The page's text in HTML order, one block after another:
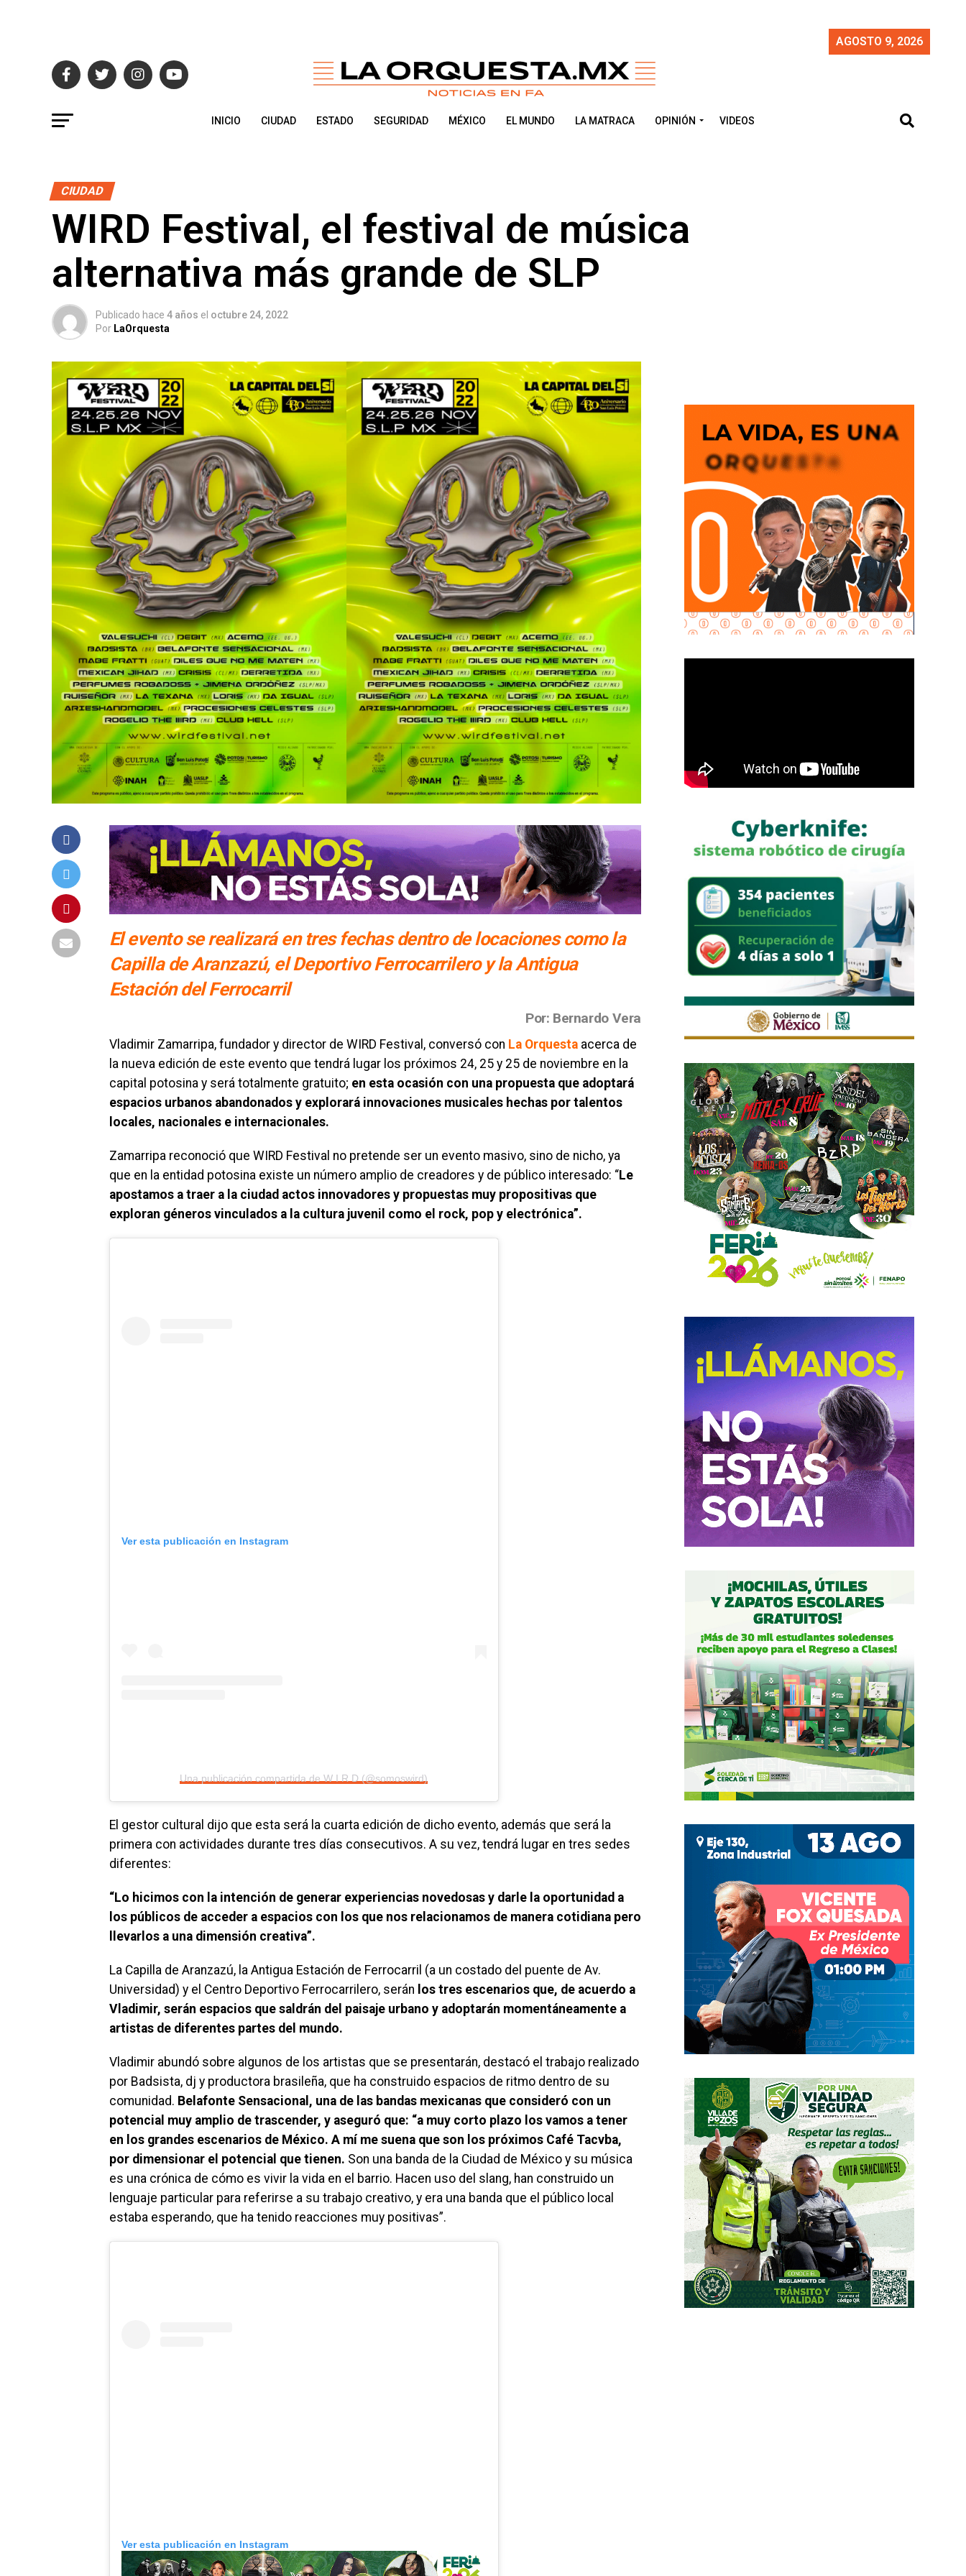
AGOSTO 9, 2026
INICIO CIUDAD ESTADO SEGURIDAD MÉXICO EL MUNDO LA MATRACA OPINIÓN VIDEOS
CIUDAD
WIRD Festival, el festival de música
alternativa más grande de SLP
Publicado hace 4 años el octubre 24, 2022
Por LaOrquesta
El evento se realizará en tres fechas dentro de locaciones como la
Capilla de Aranzazú, el Deportivo Ferrocarrilero y la Antigua
Estación del Ferrocarril
Por: Bernardo Vera
Vladimir Zamarripa, fundador y director de WIRD Festival, conversó con La Orquesta acerca de
la nueva edición de este evento que tendrá lugar los próximos 24, 25 y 25 de noviembre en la
capital potosina y será totalmente gratuito; en esta ocasión con una propuesta que adoptará
espacios urbanos abandonados y explorará innovaciones musicales hechas por talentos
locales, nacionales e internacionales.
Zamarripa reconoció que WIRD Festival no pretende ser un evento masivo, sino de nicho, ya
que en la entidad potosina existe un número amplio de creadores y de público interesado: “Le
apostamos a traer a la ciudad actos innovadores y propuestas muy propositivas que
exploran géneros vinculados a la cultura juvenil como el rock, pop y electrónica”.
Ver esta publicación en Instagram
Una publicación compartida de W I R D (@somoswird)
El gestor cultural dijo que esta será la cuarta edición de dicho evento, además que será la
primera con actividades durante tres días consecutivos. A su vez, tendrá lugar en tres sedes
diferentes:
“Lo hicimos con la intención de generar experiencias novedosas y darle la oportunidad a
los públicos de acceder a espacios con los que nos relacionamos de manera cotidiana pero
llevarlos a una dimensión creativa”.
La Capilla de Aranzazú, la Antigua Estación de Ferrocarril (a un costado del puente de Av.
Universidad) y el Centro Deportivo Ferrocarrilero, serán los tres escenarios que, de acuerdo a
Vladimir, serán espacios que saldrán del paisaje urbano y adoptarán momentáneamente a
artistas de diferentes partes del mundo.
Vladimir abundó sobre algunos de los artistas que se presentarán, destacó el trabajo realizado
por Badsista, dj y productora brasileña, que ha construido espacios de ritmo dentro de su
comunidad. Belafonte Sensacional, una de las bandas mexicanas que consideró con un
potencial muy amplio de trascender, y aseguró que: “a muy corto plazo los vamos a tener
en los grandes escenarios de México. A mí me suena que son los próximos Café Tacvba,
por dimensionar el potencial que tienen. Son una banda de la Ciudad de México y su música
es una crónica de cómo es vivir la vida en el barrio. Hacen uso del slang, han construido un
lenguaje particular para referirse a su trabajo creativo, y era una banda que el público local
estaba esperando, que ha tenido reacciones muy positivas”.
Ver esta publicación en Instagram